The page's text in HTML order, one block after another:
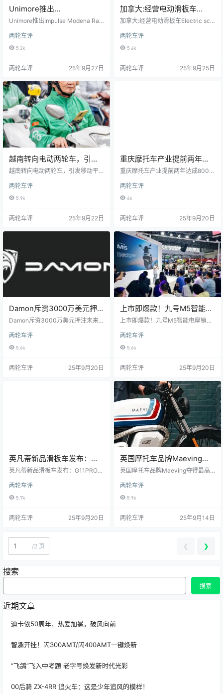
Unimore推出
ImpulseModenaRacing的新
Unimore推出Impulse Modena Raci
轮车评摩德纳和雷焦艾米利亚大学
在位于博洛尼亚圣乔瓦尼因佩尔西
切托的Randstad Gearbox正式展示
历时两年打造的第四辆原型车，与
两轮车评
5.2k
两轮车评 25年9月27日
加拿大:经营电动滑板车
Electric scooter业务或将持
加拿大:经营电动滑板车Electric sco
车评两轮车评市议会将投票通过一
项新的条例，规范城市微型移动设
备租赁业务蒙克顿委员会一致投票
动滑板车的运营，并将于今年秋季
两轮车评
5.6k
两轮车评 25年9月25日
越南转向电动两轮车，引发
移动平台与电动汽车制造商
越南转向电动两轮车，引发移动平
争：争夺用户原创两轮车评两轮车
评Grab和Be等平台运营商正在快速
与电动汽车制造商建立合作伙伴关
加速扩张胡志明市约40万名网约车
两轮车评
5.9k
两轮车评 25年9月22日
重庆摩托车产业提前两年达
成800万辆产能目标向世界
‌重庆摩托车产业提前两年达成800万
轮车评两轮车评2025年9月18日，
重庆国际博览中心举行的2025中国
摩托车重庆论坛传出重磅消息：这
托车产量预计突破800万辆大关，
两轮车评
6k
两轮车评 25年9月20日
Damon斥资3000万美元押
注未来出行
Damon斥资3000万美元押注未来
下，路上的每一辆车都不仅速度
快、效率高，而且智能互联，并主
样的未来比我们想象的更近，现在
两轮车评
5.6k
两轮车评 25年9月20日
上市即爆款！九号M5智能电
摩销量破3万，惊艳亮相中国
上市即爆款！九号M5智能电摩销量
轮车评两轮车评9月19日，第二十三
届中国摩博会在重庆开幕，九号公
加展会。活动现场，何飞龙谈到，
能、性能
两轮车评
5.6k
两轮车评 25年9月20日
英凡蒂新品滑板车发布：
G11PRO引领市场革新
英凡蒂新品滑板车发布：G11PRO引
北京时间9月24日晚，英凡蒂（INV
ANTI）科技有限公司在美国加州正
Next-generation Escooter”的理
两轮车评
5.7k
两轮车评 25年9月20日
英国摩托车品牌Maeving夺
得最高奖项 宝马BMW和哈雷
莫及
英国摩托车品牌Maeving夺得最高
Davidson望尘莫及原创两轮车评两
轮车评英国创新精神的胜利，电动
头。它荣获英国最受尊敬的摩托车
两轮车评
5.9k
两轮车评 25年9月14日
/2 页 ❮ ❯
搜索
搜索
近期文章
迪卡侬50周年，热爱加冕，破风向前
智趣开挂！闪300AMT/闪400AMT一键焕新
“飞鸽”飞入中考题 老字号焕发新时代光彩
00后骑 ZX-4RR 追火车：这是少年追风的模样！